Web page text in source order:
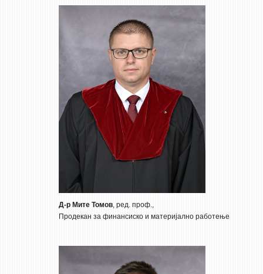
Д-р Мите Томов, ред. проф.,
Продекан за финансиско и материјално работење